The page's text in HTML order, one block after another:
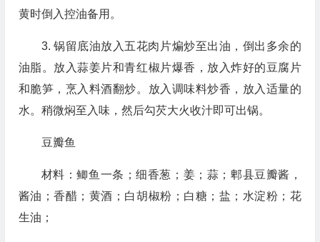
黄时倒入控油备用。
3. 锅留底油放入五花肉片煸炒至出油，倒出多余的
油脂。放入蒜姜片和青红椒片爆香，放入炸好的豆腐片
和脆笋，烹入料酒翻炒。放入调味料炒香，放入适量的
水。稍微焖至入味，然后勾芡大火收汁即可出锅。
豆瓣鱼
材料：鲫鱼一条；细香葱；姜；蒜；郫县豆瓣酱，
酱油；香醋；黄酒；白胡椒粉；白糖；盐；水淀粉；花
生油；